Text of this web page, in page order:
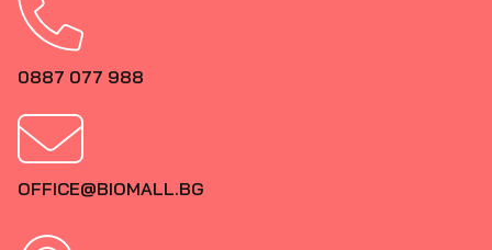
0887 077 988
OFFICE@BIOMALL.BG